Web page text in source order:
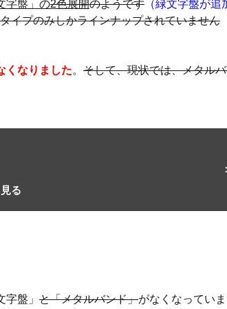
字盤」の2色展開のようです （緑文字盤が追
イプのみしかラインナップされていません
くなりました。 そして、現状では、メタル
る
盤」 と「メタルバンド」がなくなっていま